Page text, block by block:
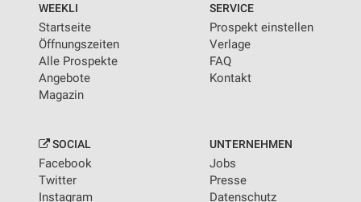
WEEKLI
Startseite
Öffnungszeiten
Alle Prospekte
Angebote
Magazin
SERVICE
Prospekt einstellen
Verlage
FAQ
Kontakt
SOCIAL
Facebook
Twitter
Instagram
UNTERNEHMEN
Jobs
Presse
Datenschutz